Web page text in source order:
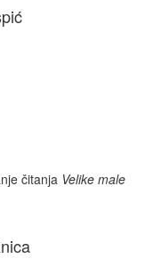
čitanja Velike male